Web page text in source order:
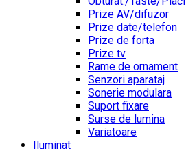
Prize AV/difuzor
Prize date/telefon
Prize de forta
Prize tv
Rame de ornament
Senzori aparataj
Sonerie modulara
Suport fixare
Surse de lumina
Variatoare
Iluminat